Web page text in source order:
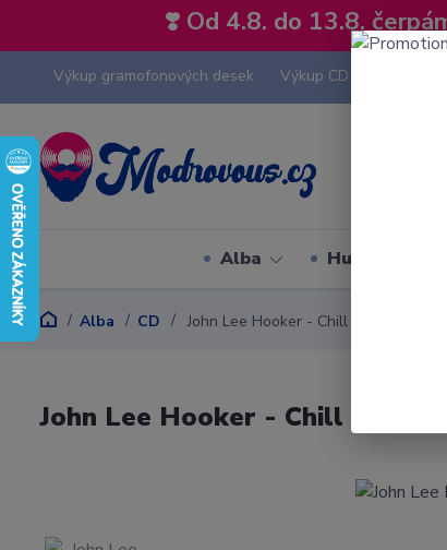
❣️ Od 4.8. do 13.8.
Výkup gramofonových desek Výkup CD
Alba Hudební styly
Alba CD John Lee Hooker - Chill Out - CD
John Lee Hooker - Chill Out - CD